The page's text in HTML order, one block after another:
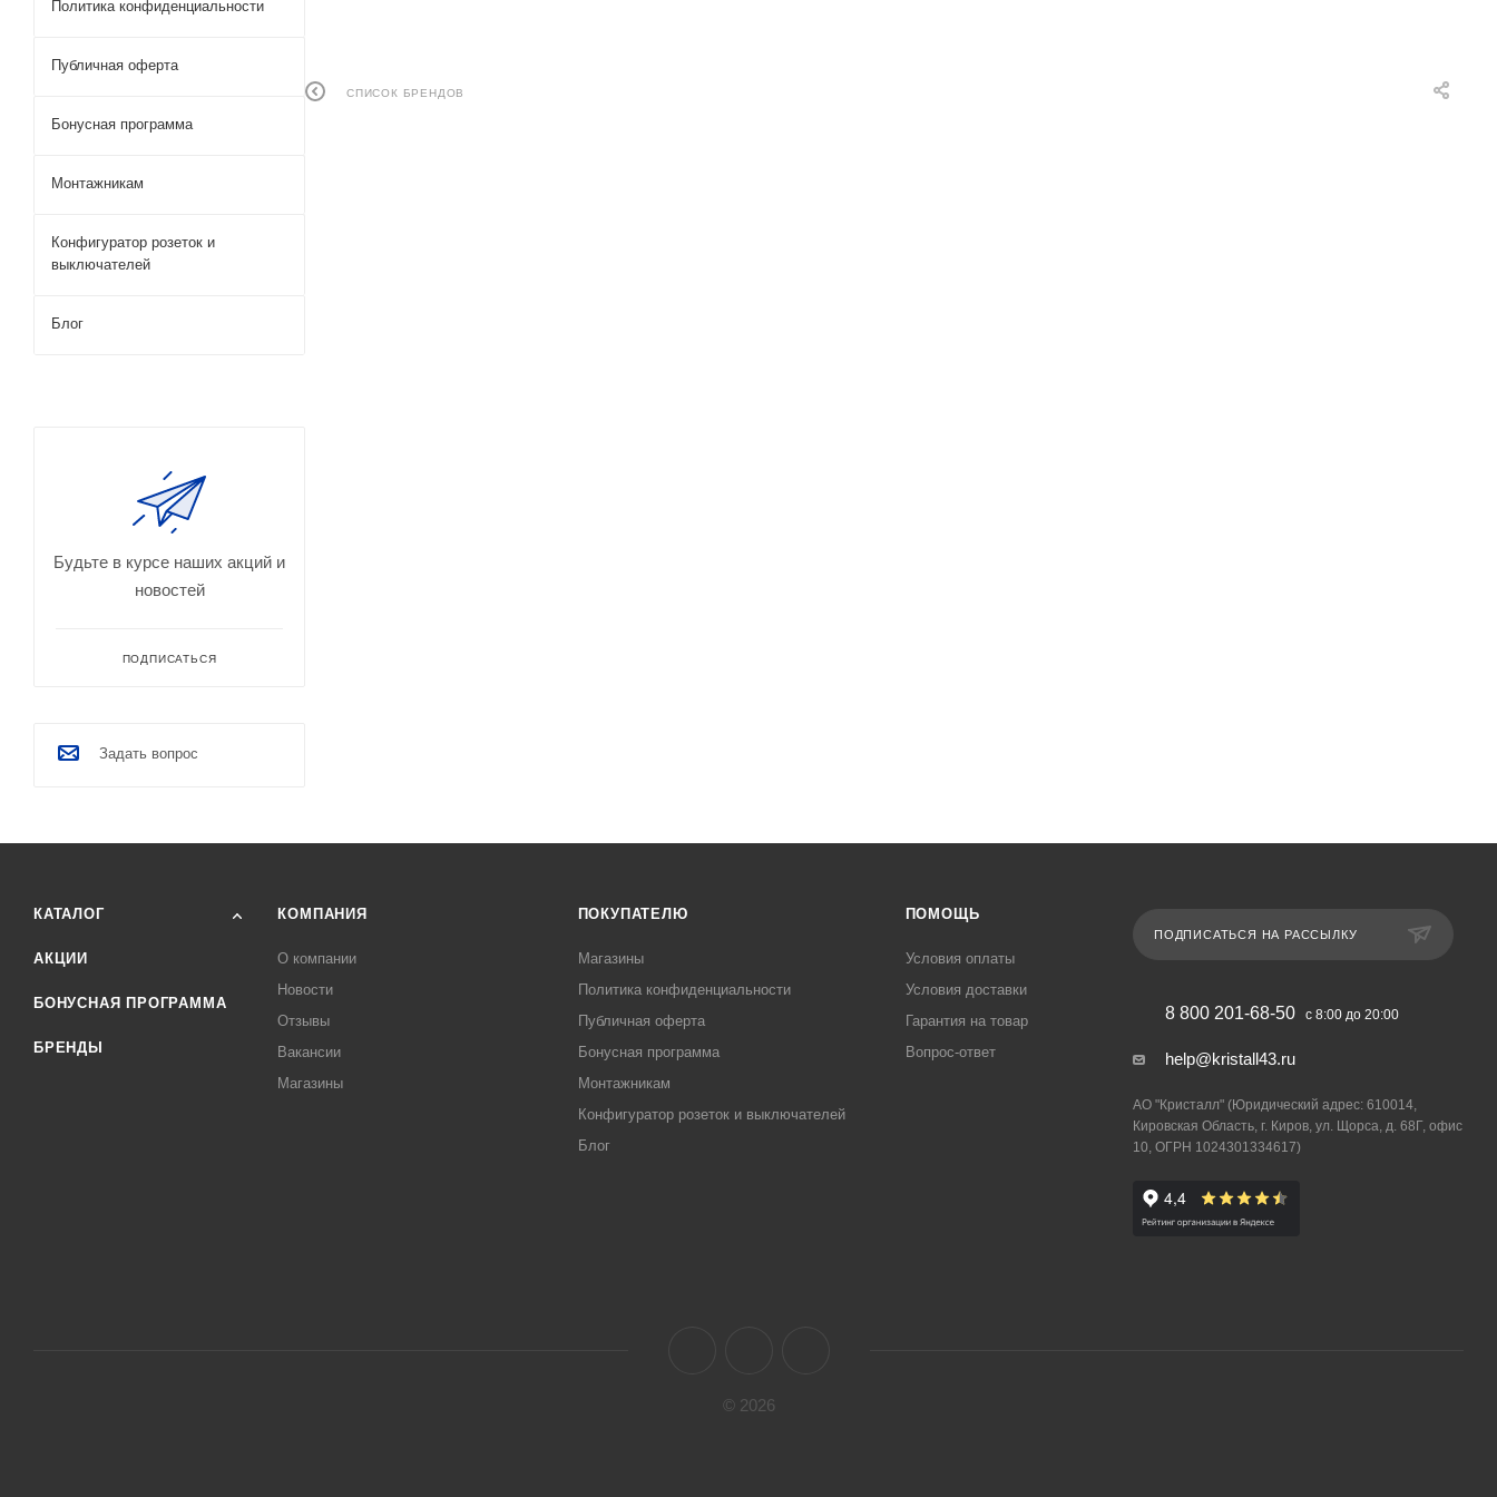
СПИСОК БРЕНДОВ
Политика конфиденциальности
Публичная оферта
Бонусная программа
Монтажникам
Конфигуратор розеток и
выключателей
Блог
Будьте в курсе наших акций и
новостей
ПОДПИСАТЬСЯ
Задать вопрос
КАТАЛОГ
АКЦИИ
БОНУСНАЯ ПРОГРАММА
БРЕНДЫ
КОМПАНИЯ
О компании
Новости
Отзывы
Вакансии
Магазины
ПОКУПАТЕЛЮ
Магазины
Политика конфиденциальности
Публичная оферта
Бонусная программа
Монтажникам
Конфигуратор розеток и выключателей
Блог
ПОМОЩЬ
Условия оплаты
Условия доставки
Гарантия на товар
Вопрос-ответ
ПОДПИСАТЬСЯ НА РАССЫЛКУ
8 800 201-68-50 с 8:00 до 20:00
help@kristall43.ru
АО "Кристалл" (Юридический адрес: 610014,
Кировская Область, г. Киров, ул. Щорса, д. 68Г, офис
10, ОГРН 1024301334617)
© 2026